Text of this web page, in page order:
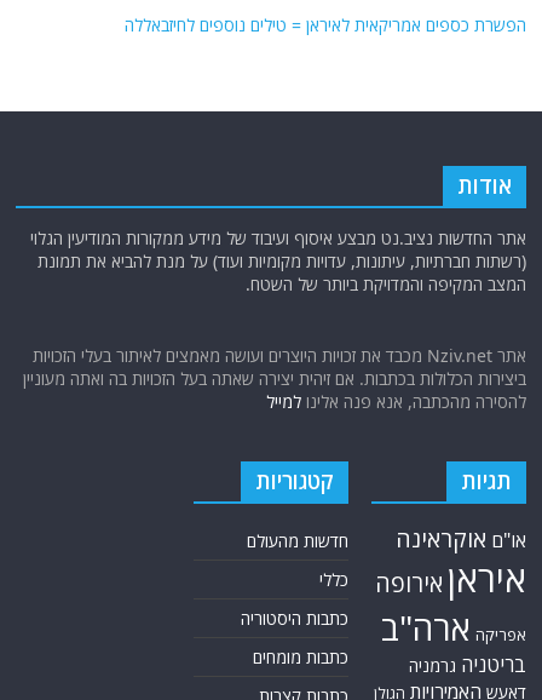
הפשרת כספים אמריקאית לאיראן = טילים נוספים לחיזבאללה
אודות
אתר החדשות נציב.נט מבצע איסוף ועיבוד של מידע ממקורות המודיעין הגלוי
(רשתות חברתיות, עיתונות, עדויות מקומיות ועוד) על מנת להביא את תמונת
המצב המקיפה והמדויקת ביותר של השטח.
אתר Nziv.net מכבד את זכויות היוצרים ועושה מאמצים לאיתור בעלי הזכויות
ביצירות הכלולות בכתבות. אם זיהית יצירה שאתה בעל הזכויות בה ואתה מעוניין
להסירה מהכתבה, אנא פנה אלינולמייל
תגיות
או"ם אוקראינה
איראן אירופה
אפריקה ארה"ב
בריטניה גרמניה
דאעש האמירויות הגולן
קטגוריות
חדשות מהעולם
כללי
כתבות היסטוריה
כתבות מומחים
כתבות קצרות